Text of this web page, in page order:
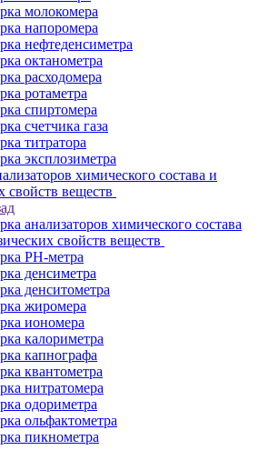
молокомера
напоромера
нефтеденсиметра
октанометра
расходомера
ротаметра
спиртомера
счетчика газа
титратора
эксплозиметра
химического состава и
свойств веществ
анализаторов химического состава
свойств веществ
PH-метра
денсиметра
денситометра
жиромера
иономера
калориметра
капнографа
квантометра
нитратомера
одориметра
ольфактометра
пикнометра